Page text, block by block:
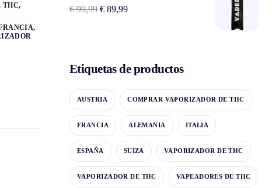
THC,
,
€99,99 € 89,99
Etiquetas de productos
AUSTRIA COMPRAR VAPORIZADOR DE THC
FRANCIA ALEMANIA ITALIA
ESPAÑA SUIZA VAPORIZADOR DE THC
VAPORIZADOR DE THC VAPEADORES DE THC